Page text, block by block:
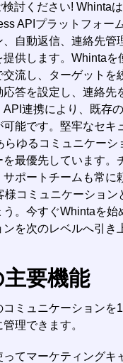
討ください! Whinta
APIプラットフォー
、自動返信、連絡先管
提供します。Whintaを
交流し、ターゲットを
応答を設定し、連絡先
API連携により、既存
可能です。堅牢なセキ
らゆるコミュニケーシ
最優先しています。
ポートチームも常に
様コミュニケーション
う。今すぐWhintaを始
ンを次のレベルへ引き
要機能
ミュニケーションを
理できます。
てマーケティングキ